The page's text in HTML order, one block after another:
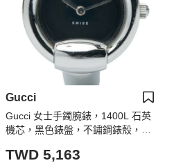
Gucci
Gucci 女士手鐲腕錶，1400L 石英
機芯，黑色錶盤，不鏽鋼錶殼，G
TWD 5,163